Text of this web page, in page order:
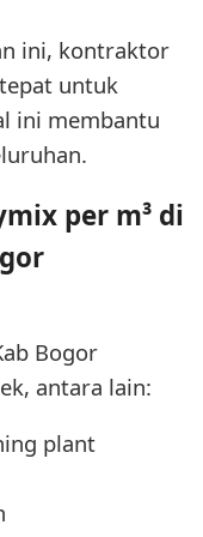
ini, kontraktor
untuk
ini membantu
per m³ di
Bogor
antara lain:
plant